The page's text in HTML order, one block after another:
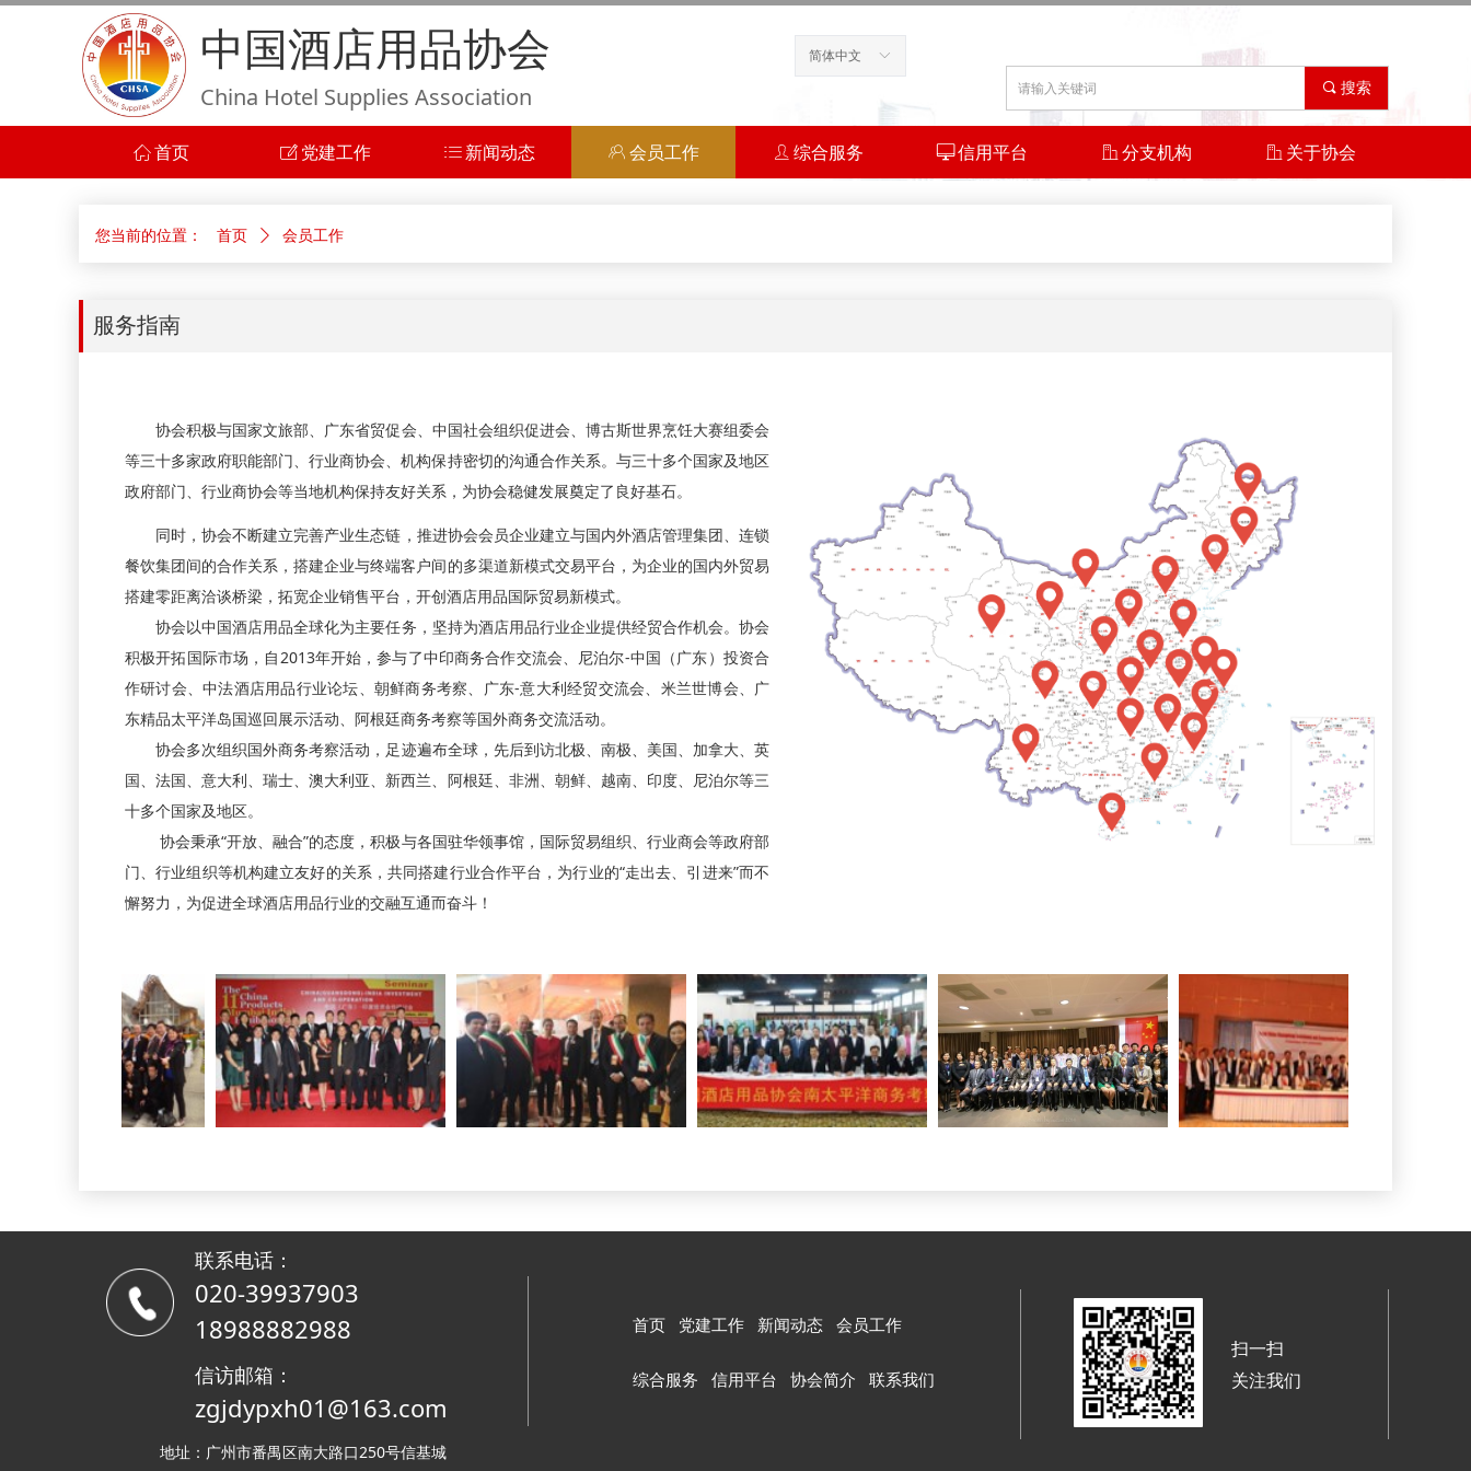
끠 搜索
ꀇ 首页 ꂐ 党建工作 ꂇ 新闻动态 ꁘ 会员工作 ꄑ 综合服务 ꀖ 信用平台 ꀶ 分支机构 ꀶ 关于协会
中国酒店用品协会
China Hotel Supplies Association
ꀅ
简体中文
您当前的位置： 首页 ꄲ 会员工作
服务指南
协会积极与国家文旅部、广东省贸促会、中国社会组织促进会、博古斯世界烹饪大赛组委会
等三十多家政府职能部门、行业商协会、机构保持密切的沟通合作关系。与三十多个国家及地区
政府部门、行业商协会等当地机构保持友好关系，为协会稳健发展奠定了良好基石。
同时，协会不断建立完善产业生态链，推进协会会员企业建立与国内外酒店管理集团、连锁
餐饮集团间的合作关系，搭建企业与终端客户间的多渠道新模式交易平台，为企业的国内外贸易
搭建零距离洽谈桥梁，拓宽企业销售平台，开创酒店用品国际贸易新模式。
协会以中国酒店用品全球化为主要任务，坚持为酒店用品行业企业提供经贸合作机会。协会
积极开拓国际市场，自2013年开始，参与了中印商务合作交流会、尼泊尔-中国（广东）投资合
作研讨会、中法酒店用品行业论坛、朝鲜商务考察、广东-意大利经贸交流会、米兰世博会、广
东精品太平洋岛国巡回展示活动、阿根廷商务考察等国外商务交流活动。
协会多次组织国外商务考察活动，足迹遍布全球，先后到访北极、南极、美国、加拿大、英
国、法国、意大利、瑞士、澳大利亚、新西兰、阿根廷、非洲、朝鲜、越南、印度、尼泊尔等三
十多个国家及地区。
协会秉承“开放、融合”的态度，积极与各国驻华领事馆，国际贸易组织、行业商会等政府部
门、行业组织等机构建立友好的关系，共同搭建行业合作平台，为行业的“走出去、引进来”而不
懈努力，为促进全球酒店用品行业的交融互通而奋斗！
联系电话：
020-39937903
18988882988
信访邮箱：
zgjdypxh01@163.com
地址：广州市番禺区南大路口250号信基城
首页 党建工作 新闻动态 会员工作
综合服务 信用平台 协会简介 联系我们
扫一扫
关注我们